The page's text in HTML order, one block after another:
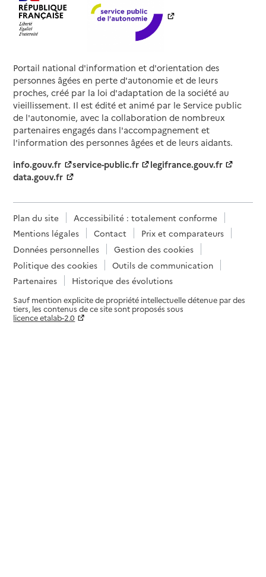
Portail national d'information et d'orientation des
personnes âgées en perte d'autonomie et de leurs
proches, créé par la loi d'adaptation de la société au
vieillissement. Il est édité et animé par le Service public
de l'autonomie, avec la collaboration de nombreux
partenaires engagés dans l'accompagnement et
l'information des personnes âgées et de leurs aidants.
info.gouv.fr
service-public.fr
legifrance.gouv.fr
data.gouv.fr
Plan du site
Accessibilité : totalement conforme
Mentions légales
Contact
Prix et comparateurs
Données personnelles
Gestion des cookies
Politique des cookies
Outils de communication
Partenaires
Historique des évolutions
Sauf mention explicite de propriété intellectuelle détenue par des
tiers, les contenus de ce site sont proposés sous
licence etalab-2.0